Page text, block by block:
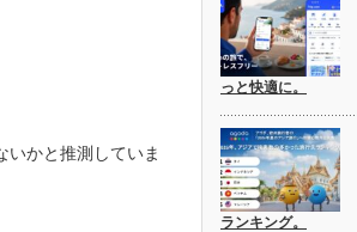
いかと推測していま
っと快適に。
ランキング。